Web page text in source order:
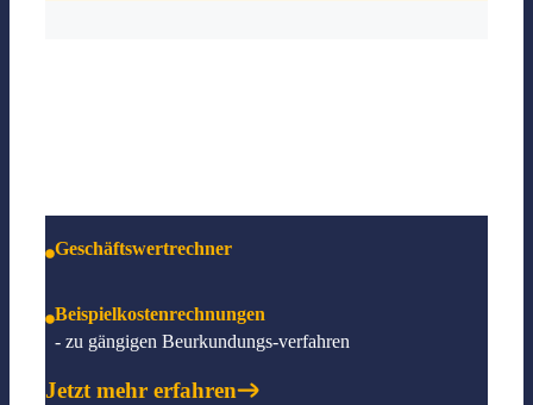
Geschäftswertrechner
Beispielkostenrechnungen
- zu gängigen Beurkundungs-verfahren
Jetzt mehr erfahren